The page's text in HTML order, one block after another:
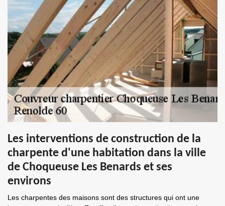
Les interventions de construction de la
charpente d'une habitation dans la ville
de Choqueuse Les Benards et ses
environs
Les charpentes des maisons sont des structures qui ont une